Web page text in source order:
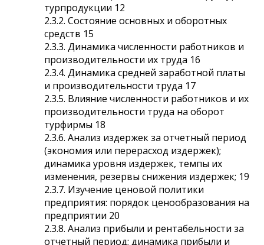
турпродукции 12
2.3.2. Состояние основных и оборотных
средств 15
2.3.3. Динамика численности работников и
производительности их труда 16
2.3.4. Динамика средней заработной платы
и производительности труда 17
2.3.5. Влияние численности работников и их
производительности труда на оборот
турфирмы 18
2.3.6. Анализ издержек за отчетный период
(экономия или перерасход издержек);
динамика уровня издержек, темпы их
изменения, резервы снижения издержек; 19
2.3.7. Изучение ценовой политики
предприятия: порядок ценообразования на
предприятии 20
2.3.8. Анализ прибыли и рентабельности за
отчетный период; динамика прибыли и